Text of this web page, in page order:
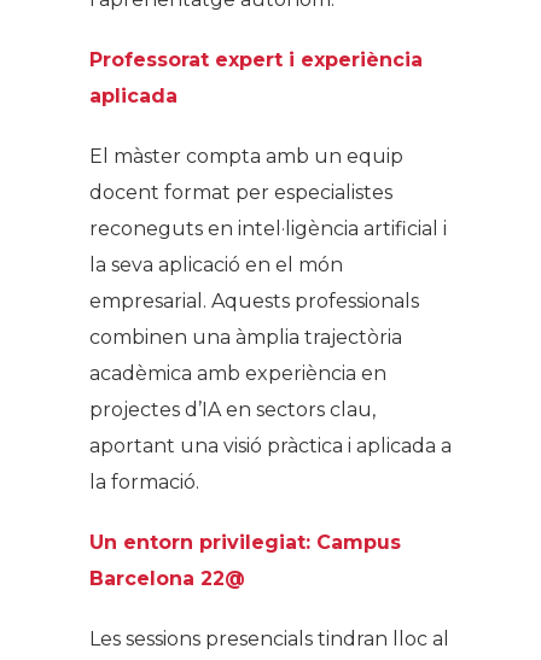
Professorat expert i experiència
aplicada
El màster compta amb un equip
docent format per especialistes
reconeguts en intel·ligència artificial i
la seva aplicació en el món
empresarial. Aquests professionals
combinen una àmplia trajectòria
acadèmica amb experiència en
projectes d’IA en sectors clau,
aportant una visió pràctica i aplicada a
la formació.
Un entorn privilegiat: Campus
Barcelona 22@
Les sessions presencials tindran lloc al